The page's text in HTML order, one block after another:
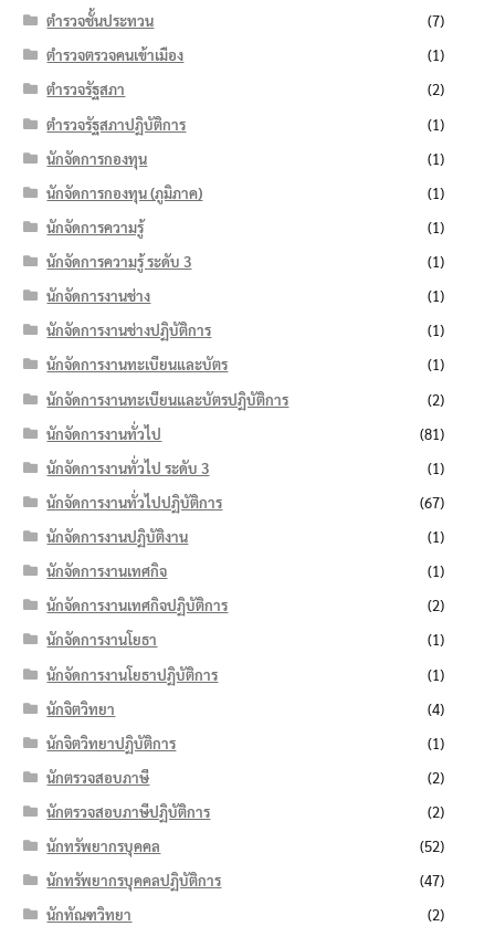
ตำรวจชั้นประทวน
(7)
ตำรวจตรวจคนเข้าเมือง
(1)
ตำรวจรัฐสภา
(2)
ตำรวจรัฐสภาปฏิบัติการ
(1)
นักจัดการกองทุน
(1)
นักจัดการกองทุน (ภูมิภาค)
(1)
นักจัดการความรู้
(1)
นักจัดการความรู้ ระดับ 3
(1)
นักจัดการงานช่าง
(1)
นักจัดการงานช่างปฏิบัติการ
(1)
นักจัดการงานทะเบียนและบัตร
(1)
นักจัดการงานทะเบียนและบัตรปฏิบัติการ
(2)
นักจัดการงานทั่วไป
(81)
นักจัดการงานทั่วไป ระดับ 3
(1)
นักจัดการงานทั่วไปปฏิบัติการ
(67)
นักจัดการงานปฏิบัติงาน
(1)
นักจัดการงานเทศกิจ
(1)
นักจัดการงานเทศกิจปฏิบัติการ
(2)
นักจัดการงานโยธา
(1)
นักจัดการงานโยธาปฏิบัติการ
(1)
นักจิตวิทยา
(4)
นักจิตวิทยาปฏิบัติการ
(1)
นักตรวจสอบภาษี
(2)
นักตรวจสอบภาษีปฏิบัติการ
(2)
นักทรัพยากรบุคคล
(52)
นักทรัพยากรบุคคลปฏิบัติการ
(47)
นักทัณฑวิทยา
(2)